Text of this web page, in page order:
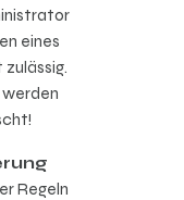
eines
Regeln